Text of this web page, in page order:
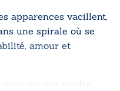
apparences vacillent,
une spirale où se
amour et
pour ne pas perdre